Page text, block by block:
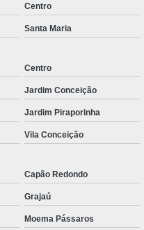
Centro
Santa Maria
Centro
Jardim Conceição
Jardim Piraporinha
Vila Conceição
Capão Redondo
Grajaú
Moema Pássaros